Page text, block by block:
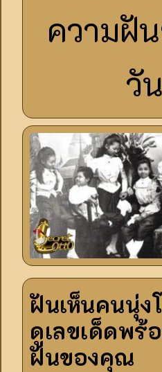
ความฝั
วั
ฝันเห็นคนนุ่ง
ดูเลขเด็ดพร้
ฝันของคุณ